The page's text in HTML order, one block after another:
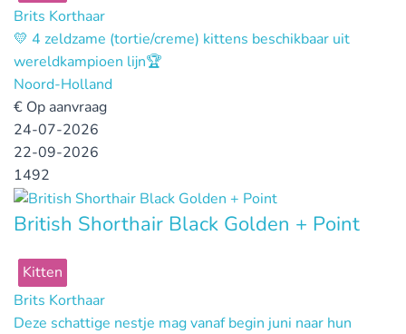
Brits Korthaar
💛 4 zeldzame (tortie/creme) kittens beschikbaar uit
wereldkampioen lijn🏆
Noord-Holland
€ Op aanvraag
24-07-2026
22-09-2026
1492
British Shorthair Black Golden + Point
Kitten
Brits Korthaar
Deze schattige nestje mag vanaf begin juni naar hun